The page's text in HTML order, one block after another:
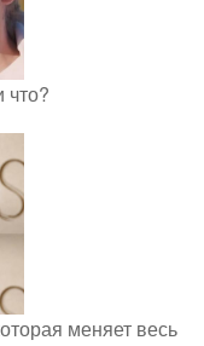
меняет весь